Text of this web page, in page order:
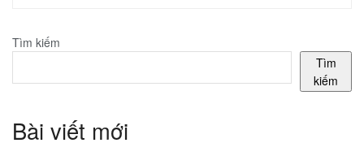
Tìm kiếm
Tìm
kiếm
Bài viết mới